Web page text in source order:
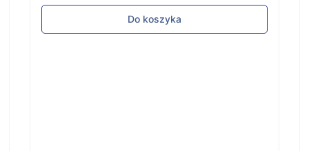
Do koszyka